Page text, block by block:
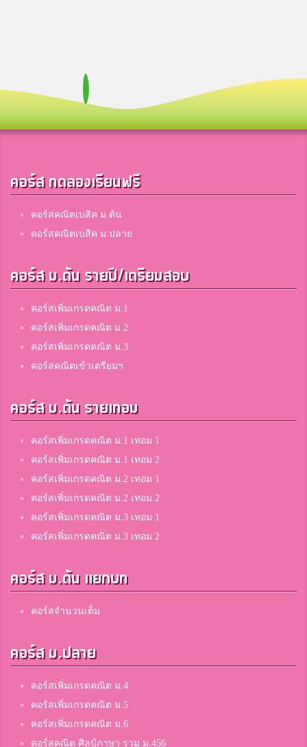
คอร์ส ทดลองเรียนฟรี
คอร์สคณิตเบสิค ม.ต้น
คอร์สคณิตเบสิค ม.ปลาย
คอร์ส ม.ต้น รายปี/เตรียมสอบ
คอร์สเพิ่มเกรดคณิต ม.1
คอร์สเพิ่มเกรดคณิต ม.2
คอร์สเพิ่มเกรดคณิต ม.3
คอร์สคณิตเข้าเตรียมฯ
คอร์ส ม.ต้น รายเทอม
คอร์สเพิ่มเกรดคณิต ม.1 เทอม 1
คอร์สเพิ่มเกรดคณิต ม.1 เทอม 2
คอร์สเพิ่มเกรดคณิต ม.2 เทอม 1
คอร์สเพิ่มเกรดคณิต ม.2 เทอม 2
คอร์สเพิ่มเกรดคณิต ม.3 เทอม 1
คอร์สเพิ่มเกรดคณิต ม.3 เทอม 2
คอร์ส ม.ต้น แยกบท
คอร์สจำนวนเต็ม
คอร์ส ม.ปลาย
คอร์สเพิ่มเกรดคณิต ม.4
คอร์สเพิ่มเกรดคณิต ม.5
คอร์สเพิ่มเกรดคณิต ม.6
คอร์สคณิต ศิลป์ภาษา รวม ม.456